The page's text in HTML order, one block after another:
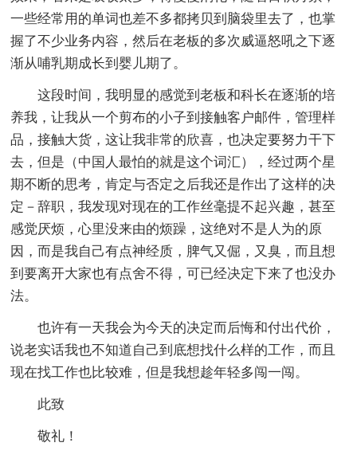
一些经常用的单词也差不多都拷贝到脑袋里去了，也掌
握了不少业务内容，然后在老板的多次威逼怒吼之下逐
渐从哺乳期成长到婴儿期了。
这段时间，我明显的感觉到老板和科长在逐渐的培
养我，让我从一个剪布的小子到接触客户邮件，管理样
品，接触大货，这让我非常的欣喜，也决定要努力干下
去，但是（中国人最怕的就是这个词汇），经过两个星
期不断的思考，肯定与否定之后我还是作出了这样的决
定－辞职，我发现对现在的工作丝毫提不起兴趣，甚至
感觉厌烦，心里没来由的烦躁，这绝对不是人为的原
因，而是我自己有点神经质，脾气又倔，又臭，而且想
到要离开大家也有点舍不得，可已经决定下来了也没办
法。
也许有一天我会为今天的决定而后悔和付出代价，
说老实话我也不知道自己到底想找什么样的工作，而且
现在找工作也比较难，但是我想趁年轻多闯一闯。
此致
敬礼！